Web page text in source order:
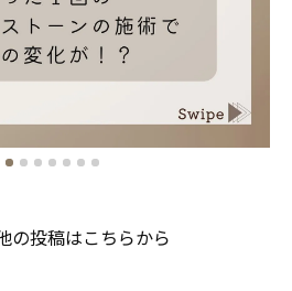
投稿はこちらから